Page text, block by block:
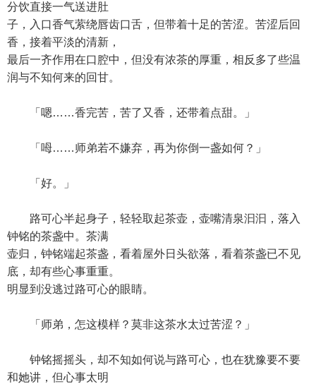
分饮直接一气送进肚
子，入口香气萦绕唇齿口舌，但带着十足的苦涩。苦涩后回
香，接着平淡的清新，
最后一齐作用在口腔中，但没有浓茶的厚重，相反多了些温
润与不知何来的回甘。
「嗯……香完苦，苦了又香，还带着点甜。」
「呣……师弟若不嫌弃，再为你倒一盏如何？」
「好。」
路可心半起身子，轻轻取起茶壶，壶嘴清泉汩汩，落入
钟铭的茶盏中。茶满
壶归，钟铭端起茶盏，看着屋外日头欲落，看着茶盏已不见
底，却有些心事重重。
明显到没逃过路可心的眼睛。
「师弟，怎这模样？莫非这茶水太过苦涩？」
钟铭摇摇头，却不知如何说与路可心，也在犹豫要不要
和她讲，但心事太明